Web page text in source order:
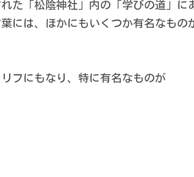
た「松陰神社」内の「学びの道」に
には、ほかにもいくつか有名なもの
フにもなり、特に有名なものが